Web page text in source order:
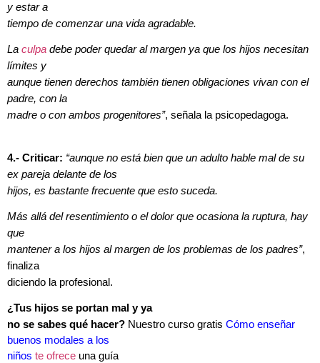
y estar a
tiempo de comenzar una vida agradable.
La culpa debe poder quedar al margen ya que los hijos necesitan
límites y
aunque tienen derechos también tienen obligaciones vivan con el
padre, con la
madre o con ambos progenitores”, señala la psicopedagoga.
4.- Criticar: “aunque no está bien que un adulto hable mal de su
ex pareja delante de los
hijos, es bastante frecuente que esto suceda.
Más allá del resentimiento o el dolor que ocasiona la ruptura, hay
que
mantener a los hijos al margen de los problemas de los padres”,
finaliza
diciendo la profesional.
¿Tus hijos se portan mal y ya
no se sabes qué hacer? Nuestro curso gratis Cómo enseñar
buenos modales a los
niños te ofrece una guía